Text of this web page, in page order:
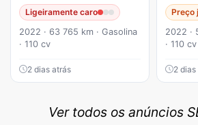
Ligeiramente caro
2022 · 63 765 km · Gasolina
· 110 cv
2 dias atrás
Preço
2022 ·
· 110 cv
2
Ver todos os anúncios